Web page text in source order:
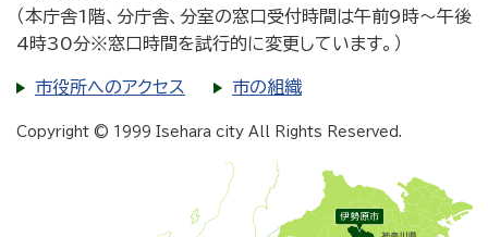
（本庁舎1階、分庁舎、分室の窓口受付時間は午前9時～午後
4時30分※窓口時間を試行的に変更しています。）
市役所へのアクセス 市の組織
Copyright © 1999 Isehara city All Rights Reserved.